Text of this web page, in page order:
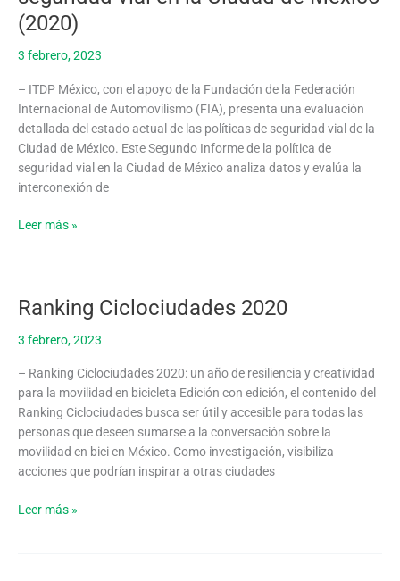
(2020)
3 febrero, 2023
– ITDP México, con el apoyo de la Fundación de la Federación
Internacional de Automovilismo (FIA), presenta una evaluación
detallada del estado actual de las políticas de seguridad vial de la
Ciudad de México. Este Segundo Informe de la política de
seguridad vial en la Ciudad de México analiza datos y evalúa la
interconexión de
de
la
de
seguridad
vial
en
la
Ciudad
de
(2020)
Leer más »
Ranking Ciclociudades 2020
3 febrero, 2023
– Ranking Ciclociudades 2020: un año de resiliencia y creatividad
para la movilidad en bicicleta Edición con edición, el contenido del
Ranking Ciclociudades busca ser útil y accesible para todas las
personas que deseen sumarse a la conversación sobre la
movilidad en bici en México. Como investigación, visibiliza
acciones que podrían inspirar a otras ciudades
Ranking
Ciclociudades
2020
Leer más »